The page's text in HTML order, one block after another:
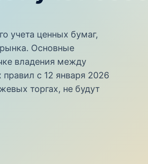
учета ценных бумаг,
Основные
владения между
с 12 января 2026
торгах, не будут